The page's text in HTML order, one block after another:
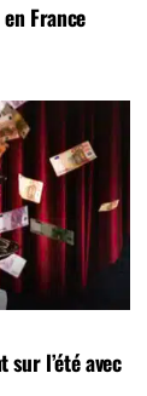
France
sur l’été avec